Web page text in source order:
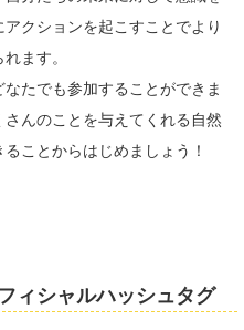
クションを起こすことでより
ます。
たでも参加することができま
んのことを与えてくれる自然
ことからはじめましょう！
ィシャルハッシュタグ
Obata
章
香
修聖